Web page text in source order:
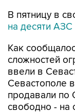
В пятницу в
на десяти АЗС
Как
сложностей
ввели в
Севастополе
продавали по
свободно - на